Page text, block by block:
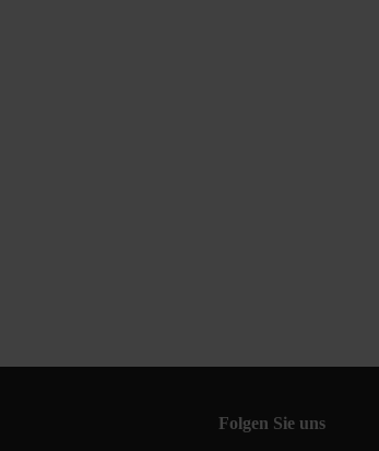
Folgen Sie uns